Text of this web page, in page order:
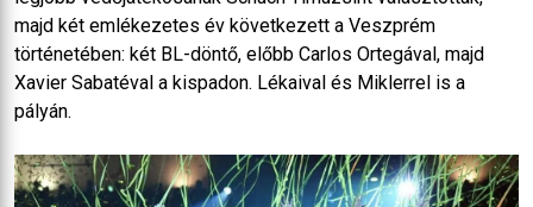
majd két emlékezetes év következett a Veszprém
történetében: két BL-döntő, előbb Carlos Ortegával, majd
Xavier Sabatéval a kispadon. Lékaival és Miklerrel is a
pályán.